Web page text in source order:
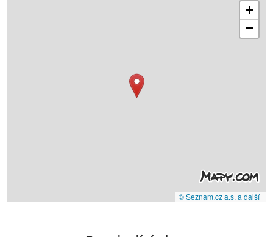
+
−
© Seznam.cz a.s. a další